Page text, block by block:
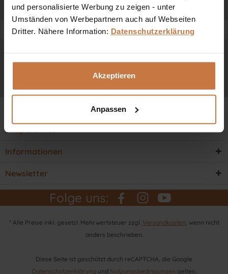
und personalisierte Werbung zu zeigen - unter
Umständen von Werbepartnern auch auf Webseiten
Dritter. Nähere Information: Datenschutzerklärung
Akzeptieren
Anpassen
Ich habe dieDatenschutzbestimmungenzur Kenntnis
genommen.
Shop Service
Informationen
Newsletter
Folge uns:
* Alle Preise inkl. gesetzl. Mehrwertsteuer zzgl. Versandkosten, wenn nicht
anders beschrieben.
Diese Seite ist geschützt durch reCAPTCHA, die Google
Datenschutzerklärung und Nutzungsbedingungen gelten.